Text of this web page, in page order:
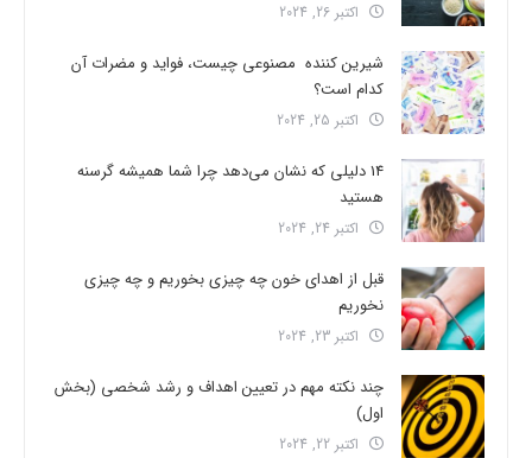
اکتبر 26, 2024
شیرین کننده مصنوعی چیست، فواید و مضرات آن
کدام است؟
اکتبر 25, 2024
14 دلیلی که نشان می‌دهد چرا شما همیشه گرسنه
هستید
اکتبر 24, 2024
قبل از اهدای خون چه چیزی بخوریم و چه چیزی
نخوریم
اکتبر 23, 2024
چند نکته مهم در تعیین اهداف و رشد شخصی (بخش
اول)
اکتبر 22, 2024